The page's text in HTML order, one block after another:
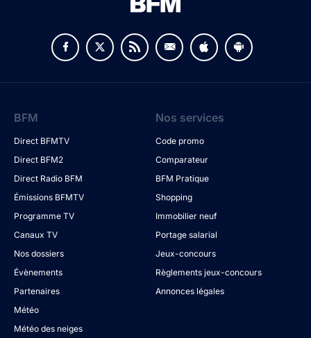
BFM
Direct BFMTV
Direct BFM2
Direct Radio BFM
Émissions BFMTV
Programme TV
Canaux TV
Nos dossiers
Évènements
Partenaires
Météo
Météo des neiges
Nos services
Code promo
Comparateur
BFM Pratique
Shopping
Immobilier neuf
Portage salarial
Jeux-concours
Règlements jeux-concours
Annonces légales